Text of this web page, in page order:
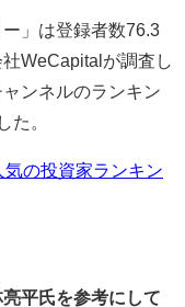
」は登録者数76.3
WeCapitalが調査し
ンネルのランキン
た。
の投資家ランキン
平氏を参考にして